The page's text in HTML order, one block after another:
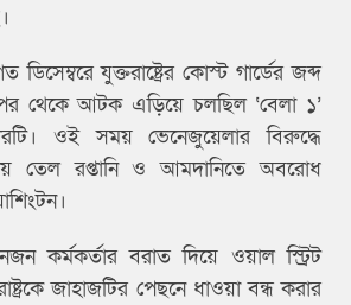
যুক্তরাষ্ট্রের কোস্ট গার্ডের জব্দ
পর থেকে আটক এড়িয়ে চলছিল ‘বেলা ১’
ওই সময় ভেনেজুয়েলার বিরুদ্ধে
তেল রপ্তানি ও আমদানিতে অবরোধ
কর্মকর্তার বরাত দিয়ে ওয়াল স্ট্রিট
জাহাজটির পেছনে ধাওয়া বন্ধ করার